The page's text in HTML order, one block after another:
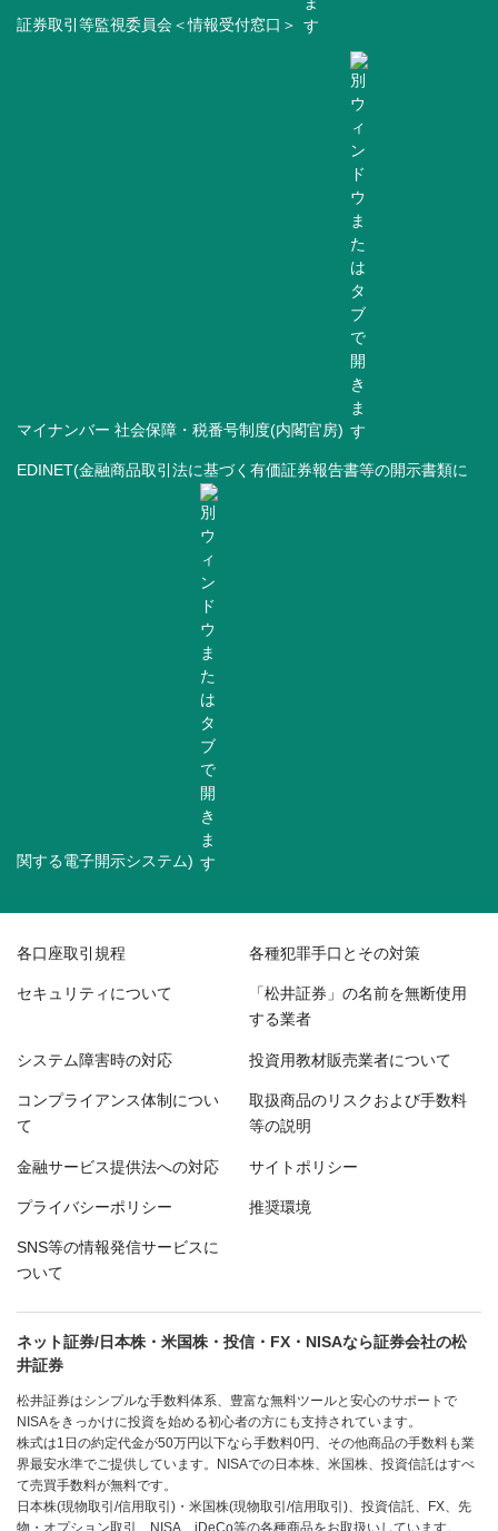
証券取引等監視委員会＜情報受付窓口＞
マイナンバー 社会保障・税番号制度(内閣官房)
EDINET(金融商品取引法に基づく有価証券報告書等の開示書類に
関する電子開示システム)
各口座取引規程 各種犯罪手口とその対策
セキュリティについて 「松井証券」の名前を無断使用
する業者
システム障害時の対応 投資用教材販売業者について
コンプライアンス体制につい
て
取扱商品のリスクおよび手数料
等の説明
金融サービス提供法への対応 サイトポリシー
プライバシーポリシー 推奨環境
SNS等の情報発信サービスに
ついて
ネット証券/日本株・米国株・投信・FX・NISAなら証券会社の松
井証券
松井証券はシンプルな手数料体系、豊富な無料ツールと安心のサポートで
NISAをきっかけに投資を始める初心者の方にも支持されています。
株式は1日の約定代金が50万円以下なら手数料0円、その他商品の手数料も業
界最安水準でご提供しています。NISAでの日本株、米国株、投資信託はすべ
て売買手数料が無料です。
日本株(現物取引/信用取引)・米国株(現物取引/信用取引)、投資信託、FX、先
物・オプション取引、NISA、iDeCo等の各種商品をお取扱いしています。